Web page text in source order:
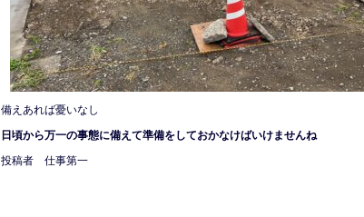
備えあれば憂いなし
日頃から万一の事態に備えて準備をしておかなけばいけませんね
投稿者 仕事第一